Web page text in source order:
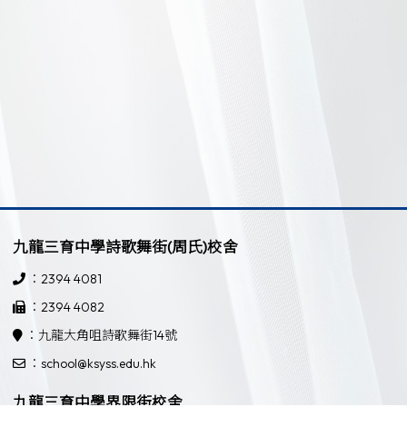
九龍三育中學詩歌舞街(周氏)校舍
：2394 4081
：2394 4082
：九龍大角咀詩歌舞街14號
：school@ksyss.edu.hk
九龍三育中學界限街校舍